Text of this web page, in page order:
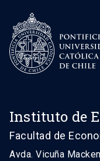
Instituto de
Facultad de
Avda. Vicuña